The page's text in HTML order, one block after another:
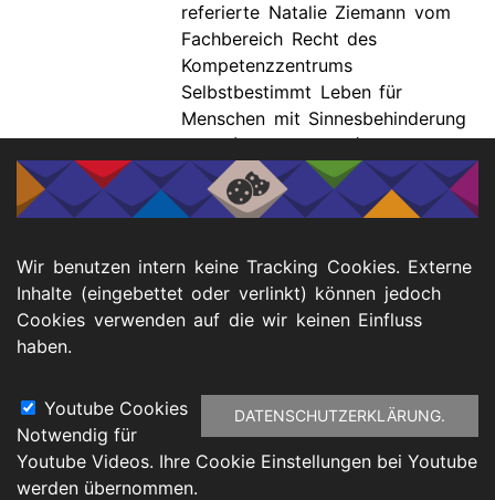
referierte Natalie Ziemann vom
Fachbereich Recht des
Kompetenzzentrums
Selbstbestimmt Leben für
Menschen mit Sinnesbehinderung
NRW (KSL-MSI-NRW) im Rahmen
einer Wochenendveranstaltung
des Blinden- und
Sehbehindertenverbandes
weiter lesen
Seitennummerierung
1
Footer Barrierefreiheitserklärung
Wir benutzen intern keine Tracking Cookies. Externe
Inhalte (eingebettet oder verlinkt) können jedoch
Cookies verwenden auf die wir keinen Einfluss
haben.
DATENSCHUTZERKLÄRUNG.
Youtube Cookies
Notwendig für
Youtube Videos. Ihre Cookie Einstellungen bei Youtube
werden übernommen.